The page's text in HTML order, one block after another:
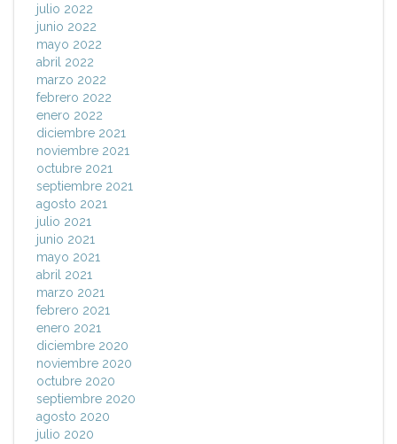
julio 2022
junio 2022
mayo 2022
abril 2022
marzo 2022
febrero 2022
enero 2022
diciembre 2021
noviembre 2021
octubre 2021
septiembre 2021
agosto 2021
julio 2021
junio 2021
mayo 2021
abril 2021
marzo 2021
febrero 2021
enero 2021
diciembre 2020
noviembre 2020
octubre 2020
septiembre 2020
agosto 2020
julio 2020